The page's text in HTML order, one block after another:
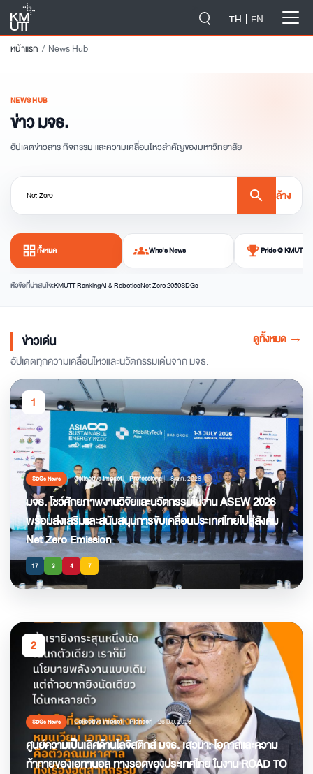
TH EN
หน้าแรก News Hub
NEWS HUB
ข่าว มจธ.
อัปเดตข่าวสาร กิจกรรม และความเคลื่อนไหวสำคัญของมหาวิทยาลัย
search ล้าง
grid_viewทั้งหมด groupsWho's News emoji_eventsPride @ KMUTT
หัวข้อที่น่าสนใจ:KMUTT RankingAI & RoboticsNet Zero 2050SDGs
ข่าวเด่น
อัปเดตทุกความเคลื่อนไหวและนวัตกรรมเด่นจาก มจธ.
ดูทั้งหมด →
1
SDGs News Collective Impact Professional 8 ก.ค. 2026
มจธ. โชว์ศักยภาพงานวิจัยและนวัตกรรมในงาน ASEW 2026
พร้อมส่งเสริมและสนับสนุนการขับเคลื่อนประเทศไทยไปสู่สังคม
Net Zero Emission
17 3 4 7
2
SDGs News Collective Impact Pioneer 26 มิ.ย. 2026
ศูนย์ความเป็นเลิศด้านโลจิสติกส์ มจธ. เสวนา: โอกาสและความ
ท้าทายของเอทานอล ทางรอดของประเทศไทย ในงาน ROAD TO